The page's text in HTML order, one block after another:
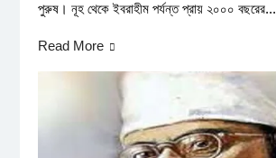
পুরুষ। নূহ থেকে ইবরাহীম পর্যন্ত প্রায় ২০০০ বছরের...
Read More